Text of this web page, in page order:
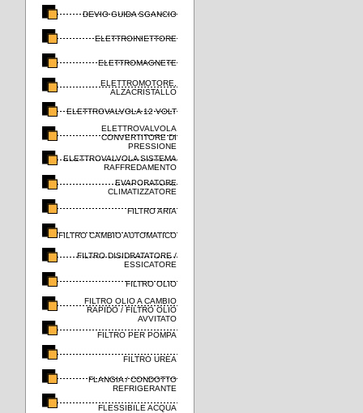
DEVIO GUIDA SGANCIO
ELETTROINIETTORE
ELETTROMAGNETE
ELETTROMOTORE,
ALZACRISTALLO
ELETTROVALVOLA 12 VOLT
ELETTROVALVOLA
CONVERTITORE DI
PRESSIONE
ELETTROVALVOLA SISTEMA
RAFFREDAMENTO
EVAPORATORE
CLIMATIZZATORE
FILTRO ARIA
FILTRO CAMBIO AUTOMATICO
FILTRO DISIDRATATORE /
ESSICATORE
FILTRO OLIO
FILTRO OLIO A CAMBIO
RAPIDO / FILTRO OLIO
AVVITATO
FILTRO PER POMPA
FILTRO UREA
FLANGIA / CONDOTTO
REFRIGERANTE
FLESSIBILE ACQUA